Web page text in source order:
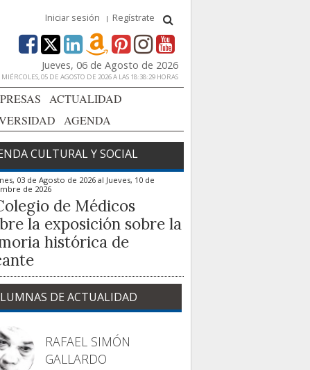
Iniciar sesión Regístrate
Jueves, 06 de Agosto de 2026
05 DE AGOSTO DE 2026 A LAS 18:38:29 HORAS
ACTUALIDAD
AGENDA
CULTURAL Y SOCIAL
03 de Agosto de 2026 al Jueves, 10 de
de 2026
de Médicos
la exposición sobre la
histórica de
DE ACTUALIDAD
RAFAEL SIMÓN
GALLARDO